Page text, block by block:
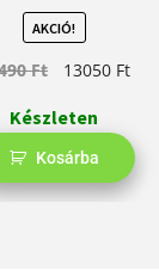
AKCIÓ!
Ft 13050 Ft
Készleten
Kosárba